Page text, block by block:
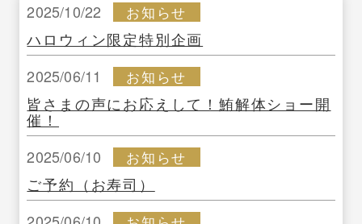
2025/10/22 お知らせ
ハロウィン限定特別企画
2025/06/11
お知らせ
皆さまの声にお応えして！鮪解体ショー開
催！
2025/06/10
お知らせ
ご予約（お寿司）